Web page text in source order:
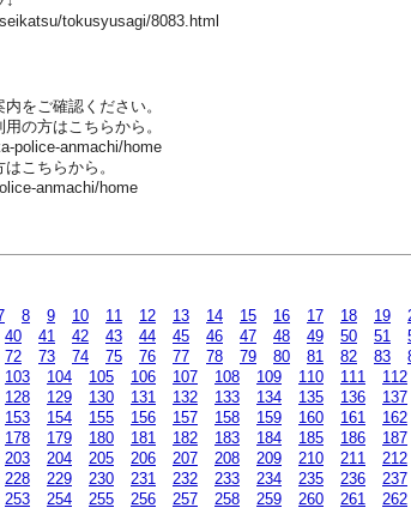
tokusyusagi/8083.html
をご確認ください。
の方はこちらから。
police-anmachi/home
こちらから。
anmachi/home
8 9 10 11 12 13 14 15 16 17 18 19
40 41 42 43 44 45 46 47 48 49 50 51
72 73 74 75 76 77 78 79 80 81 82 83
103 104 105 106 107 108 109 110 111 112
128 129 130 131 132 133 134 135 136 137
153 154 155 156 157 158 159 160 161 162
178 179 180 181 182 183 184 185 186 187
203 204 205 206 207 208 209 210 211 212
228 229 230 231 232 233 234 235 236 237
253 254 255 256 257 258 259 260 261 262